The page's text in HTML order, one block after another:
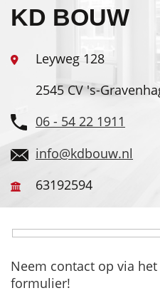
KD BOUW
Leyweg 128
2545 CV 's-
06 - 54 22 1911
info@kdbouw.nl
63192594
Neem contact op via
formulier!